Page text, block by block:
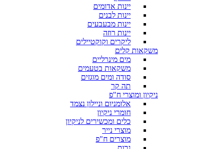
יינות אדומים
יינות לבנים
יינות מבעבעים
יינות רוזה
ליקרים וקוקטיילים
משקאות קלים
מים מינרליים
משקאות בטעמים
סודה ומים מוגזים
תה קר
ניקיון ומוצרי ח"פ
אלומניום וניילון נצמד
חומרי ניקיון
כלים ומכשירים לניקיון
מוצרי נייר
מוצרים ח"פ